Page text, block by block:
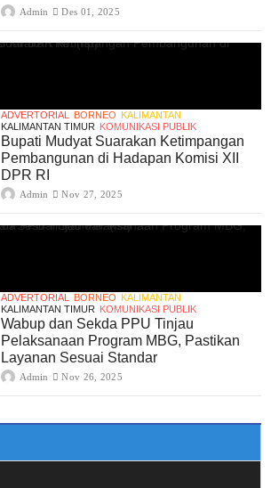
Admin Des 01, 2025
ADVERTORIAL BORNEO KALIMANTAN
KALIMANTAN TIMUR KOMUNIKASI PUBLIK
Bupati Mudyat Suarakan Ketimpangan
Pembangunan di Hadapan Komisi XII
DPR RI
Admin Nov 27, 2025
ADVERTORIAL BORNEO KALIMANTAN
KALIMANTAN TIMUR KOMUNIKASI PUBLIK
Wabup dan Sekda PPU Tinjau
Pelaksanaan Program MBG, Pastikan
Layanan Sesuai Standar
Admin Nov 26, 2025